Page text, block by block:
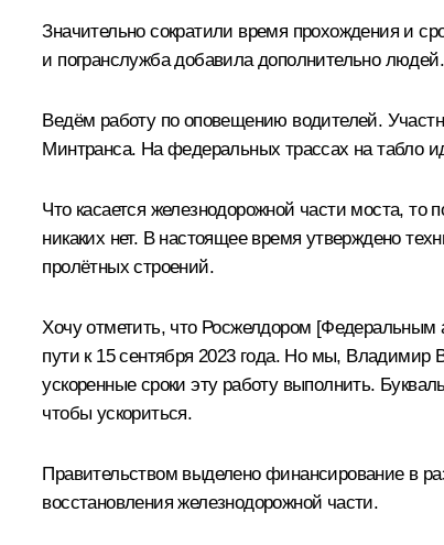
Значительно сократили время прохождения и
и погранслужба добавила дополнительно людей.
Ведём работу по оповещению водителей.
Минтранса. На федеральных трассах на табло
Что касается железнодорожной части моста,
никаких нет. В настоящее время утверждено
пролётных строений.
Хочу отметить, что Росжелдором [Федеральным
пути к 15 сентября 2023 года. Но мы,
ускоренные сроки эту работу выполнить.
чтобы ускориться.
Правительством выделено финансирование в
восстановления железнодорожной части.